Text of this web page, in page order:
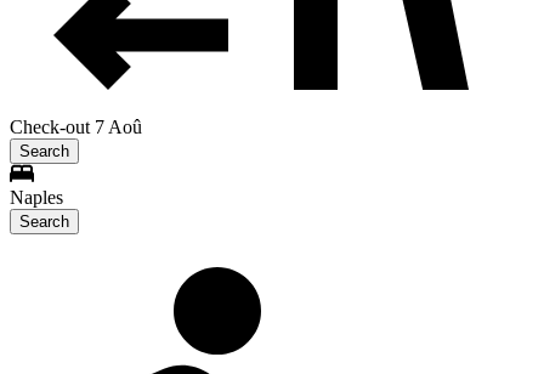
Check-out 7 Aoû
Search
Naples
Search